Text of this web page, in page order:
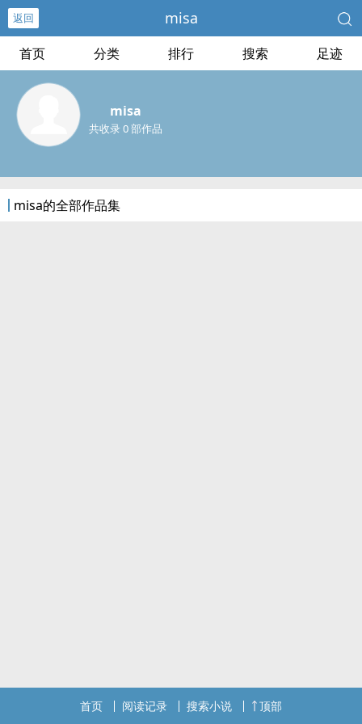
返回 misa
首页 分类 排行 搜索 足迹
misa
共收录 0 部作品
misa的全部作品集
首页 阅读记录 搜索小说 顶部